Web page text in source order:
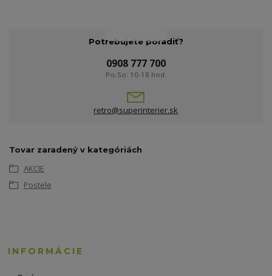
Potrebujete poradiť?
0908 777 700
Po-So: 10-18 hod.
retro@superinterier.sk
Tovar zaradený v kategóriách
AKCIE
Postele
INFORMÁCIE